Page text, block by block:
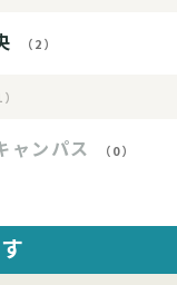
（2）
）
ャンパス （0）